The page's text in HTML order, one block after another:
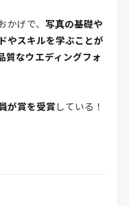
かげで、 写真の基礎や
やスキルを学ぶことが
質なウエディングフォ
が賞を受賞 している！